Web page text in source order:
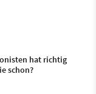
hat richtig
schon?